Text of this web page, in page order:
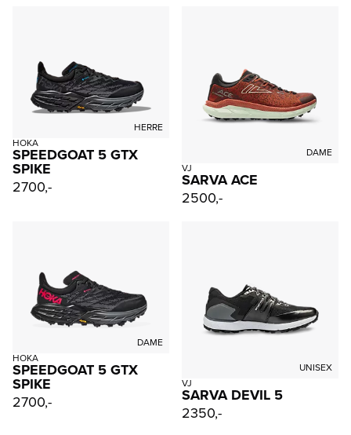
HERRE
HOKA
SPEEDGOAT 5 GTX
SPIKE
2700,-
DAME
VJ
SARVA ACE
2500,-
DAME
HOKA
SPEEDGOAT 5 GTX
SPIKE
2700,-
UNISEX
VJ
SARVA DEVIL 5
2350,-